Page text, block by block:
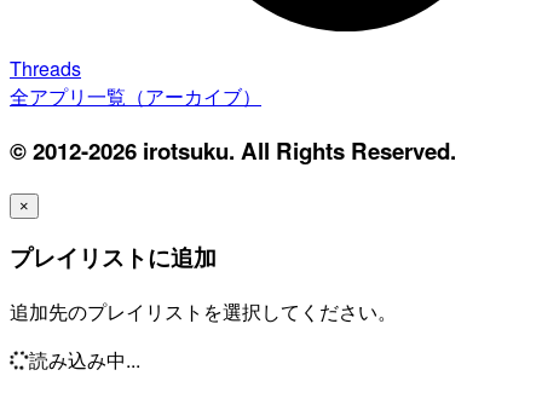
Threads
全アプリ一覧（アーカイブ）
© 2012-2026 irotsuku. All Rights Reserved.
×
プレイリストに追加
追加先のプレイリストを選択してください。
読み込み中...